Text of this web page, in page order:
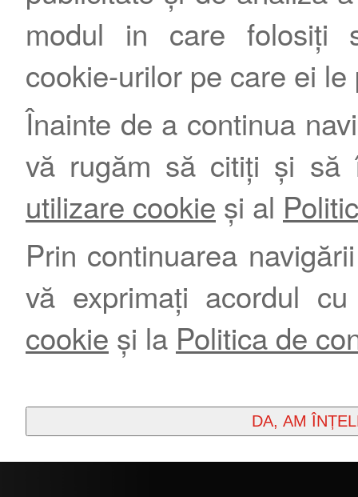
modul in care folosiți
cookie-urilor pe care ei le
Înainte de a continua
vă rugăm să citiți și să
utilizare cookie și al
Prin continuarea
vă exprimați acordul
cookie și la Politica de